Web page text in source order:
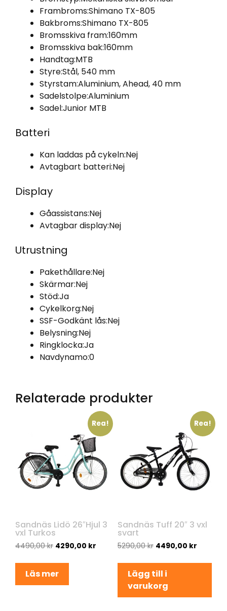
Frambroms:Shimano TX-805
Bakbroms:Shimano TX-805
Bromsskiva fram:160mm
Bromsskiva bak:160mm
Handtag:MTB
Styre:Stål, 540 mm
Styrstam:Aluminium, Ahead, 40 mm
Sadelstolpe:Aluminium
Sadel:Junior MTB
Batteri
Kan laddas på cykeln:Nej
Avtagbart batteri:Nej
Display
Gåassistans:Nej
Avtagbar display:Nej
Utrustning
Pakethållare:Nej
Skärmar:Nej
Stöd:Ja
Cykelkorg:Nej
SSF-Godkänt lås:Nej
Belysning:Nej
Ringklocka:Ja
Navdynamo:0
Relaterade produkter
Rea!
Sandnäs Lidö 26″Hjul 3
vxl Turkos
4490,00kr 4290,00 kr
Läs mer
Rea!
Sandnäs Tuff 20″ 3 vxl
svart
5290,00kr 4490,00 kr
Lägg till i
varukorg